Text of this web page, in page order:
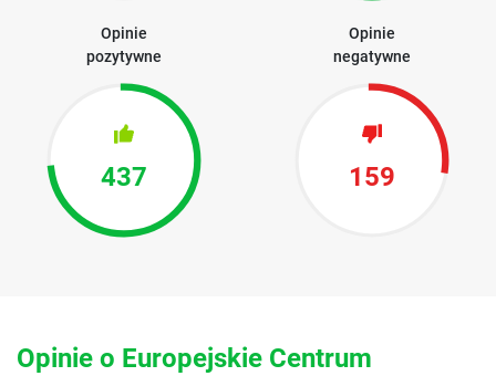
Opinie
pozytywne
437
Opinie
negatywne
159
Opinie o Europejskie Centrum